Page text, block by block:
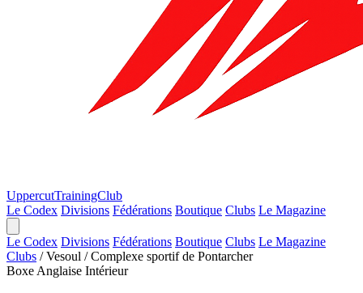
UppercutTrainingClub
Le Codex Divisions Fédérations Boutique Clubs Le Magazine
Le Codex Divisions Fédérations Boutique Clubs Le Magazine
Clubs / Vesoul / Complexe sportif de Pontarcher
Boxe Anglaise Intérieur